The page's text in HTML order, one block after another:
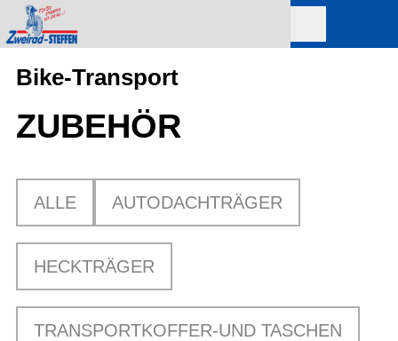
Bike-Transport
ZUBEHÖR
ALLE AUTODACHTRÄGER
HECKTRÄGER
TRANSPORTKOFFER-UND TASCHEN